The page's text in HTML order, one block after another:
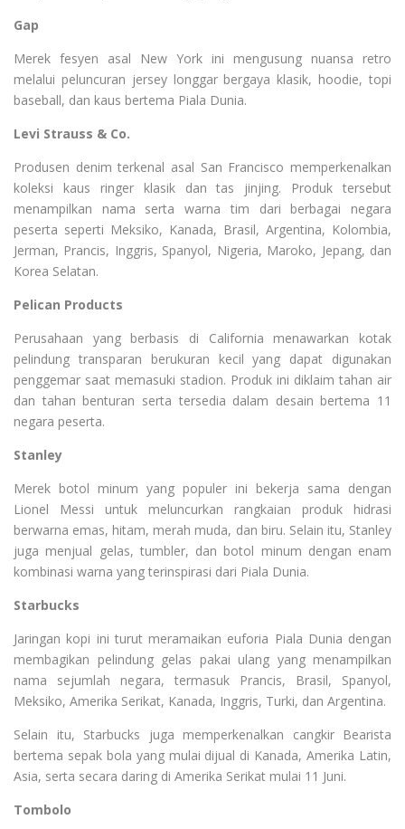
Gap
Merek fesyen asal New York ini mengusung nuansa retro
melalui peluncuran jersey longgar bergaya klasik, hoodie, topi
baseball, dan kaus bertema Piala Dunia.
Levi Strauss & Co.
Produsen denim terkenal asal San Francisco memperkenalkan
koleksi kaus ringer klasik dan tas jinjing. Produk tersebut
menampilkan nama serta warna tim dari berbagai negara
peserta seperti Meksiko, Kanada, Brasil, Argentina, Kolombia,
Jerman, Prancis, Inggris, Spanyol, Nigeria, Maroko, Jepang, dan
Korea Selatan.
Pelican Products
Perusahaan yang berbasis di California menawarkan kotak
pelindung transparan berukuran kecil yang dapat digunakan
penggemar saat memasuki stadion. Produk ini diklaim tahan air
dan tahan benturan serta tersedia dalam desain bertema 11
negara peserta.
Stanley
Merek botol minum yang populer ini bekerja sama dengan
Lionel Messi untuk meluncurkan rangkaian produk hidrasi
berwarna emas, hitam, merah muda, dan biru. Selain itu, Stanley
juga menjual gelas, tumbler, dan botol minum dengan enam
kombinasi warna yang terinspirasi dari Piala Dunia.
Starbucks
Jaringan kopi ini turut meramaikan euforia Piala Dunia dengan
membagikan pelindung gelas pakai ulang yang menampilkan
nama sejumlah negara, termasuk Prancis, Brasil, Spanyol,
Meksiko, Amerika Serikat, Kanada, Inggris, Turki, dan Argentina.
Selain itu, Starbucks juga memperkenalkan cangkir Bearista
bertema sepak bola yang mulai dijual di Kanada, Amerika Latin,
Asia, serta secara daring di Amerika Serikat mulai 11 Juni.
Tombolo